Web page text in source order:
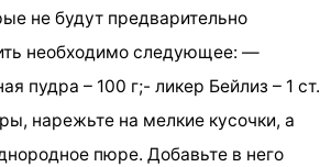
не будут предварительно
необходимо следующее: —
пудра – 100 г;- ликер Бейлиз – 1 ст.
нарежьте на мелкие кусочки, а
пюре. Добавьте в него